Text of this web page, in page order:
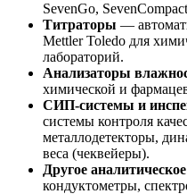
SevenGo,
Титраторы —
Mettler Toledo для
лабораторий.
Анализаторы
химической и
СИП-системы и
системы контроля
металлодетекторы,
веса (чеквейеры).
Другое
кондуктометры,